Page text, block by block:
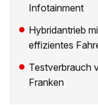
Infotainment
Hybridantrieb
effizientes
Testverbrauch
Franken